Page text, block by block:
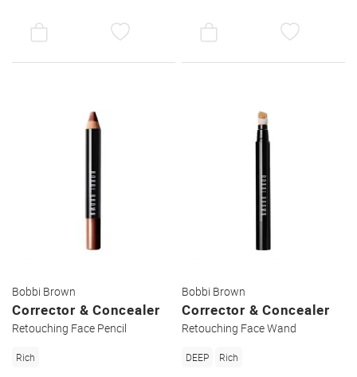
Bobbi Brown
Corrector & Concealer
Retouching Face Pencil
Rich
Bobbi Brown
Corrector & Concealer
Retouching Face Wand
DEEP Rich